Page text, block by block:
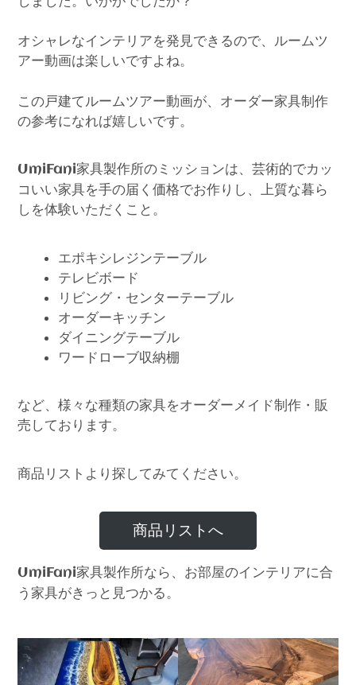
オシャレなインテリアを発見できるので、ルームツ
アー動画は楽しいですよね。
この戸建てルームツアー動画が、オーダー家具制作
の参考になれば嬉しいです。
UmiFani家具製作所のミッションは、芸術的でカッ
コいい家具を手の届く価格でお作りし、上質な暮ら
しを体験いただくこと。
エポキシレジンテーブル
テレビボード
リビング・センターテーブル
オーダーキッチン
ダイニングテーブル
ワードローブ収納棚
など、様々な種類の家具をオーダーメイド制作・販
売しております。
商品リストより探してみてください。
商品リストへ
UmiFani家具製作所なら、お部屋のインテリアに合
う家具がきっと見つかる。